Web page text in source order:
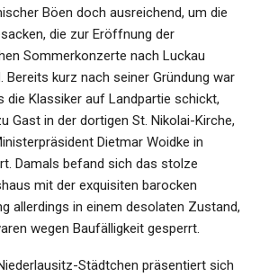
Böen doch ausreichend, um die
die zur Eröffnung der
Sommerkonzerte nach Luckau
Bereits kurz nach seiner Gründung war
die Klassiker auf Landpartie schickt,
Gast in der dortigen St. Nikolai-Kirche,
Dietmar Woidke in
Damals befand sich das stolze
mit der exquisiten barocken
allerdings in einem desolaten Zustand,
wegen Baufälligkeit gesperrt.
Städtchen präsentiert sich